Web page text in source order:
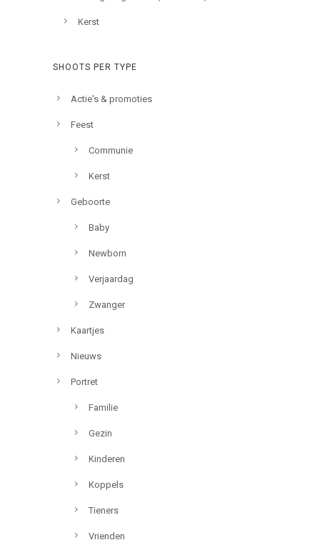
Kerst
SHOOTS PER TYPE
Actie's & promoties
Feest
Communie
Kerst
Geboorte
Baby
Newborn
Verjaardag
Zwanger
Kaartjes
Nieuws
Portret
Familie
Gezin
Kinderen
Koppels
Tieners
Vrienden